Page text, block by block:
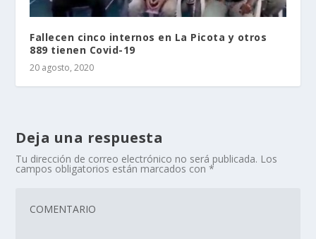
Fallecen cinco internos en La Picota y otros
889 tienen Covid-19
20 agosto, 2020
Deja una respuesta
Tu dirección de correo electrónico no será publicada. Los
campos obligatorios están marcados con*